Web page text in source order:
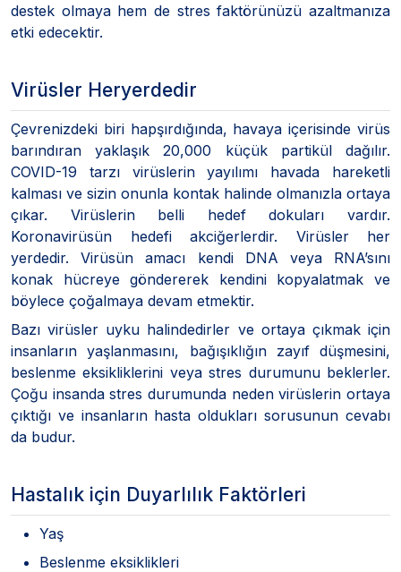
destek olmaya hem de stres faktörünüzü azaltmanıza
etki edecektir.
Virüsler Heryerdedir
Çevrenizdeki biri hapşırdığında, havaya içerisinde virüs
barındıran yaklaşık 20,000 küçük partikül dağılır.
COVID-19 tarzı virüslerin yayılımı havada hareketli
kalması ve sizin onunla kontak halinde olmanızla ortaya
çıkar. Virüslerin belli hedef dokuları vardır.
Koronavirüsün hedefi akciğerlerdir. Virüsler her
yerdedir. Virüsün amacı kendi DNA veya RNA’sını
konak hücreye göndererek kendini kopyalatmak ve
böylece çoğalmaya devam etmektir.
Bazı virüsler uyku halindedirler ve ortaya çıkmak için
insanların yaşlanmasını, bağışıklığın zayıf düşmesini,
beslenme eksikliklerini veya stres durumunu beklerler.
Çoğu insanda stres durumunda neden virüslerin ortaya
çıktığı ve insanların hasta oldukları sorusunun cevabı
da budur.
Hastalık için Duyarlılık Faktörleri
Yaş
Beslenme eksiklikleri